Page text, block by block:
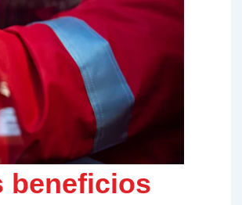
beneficios